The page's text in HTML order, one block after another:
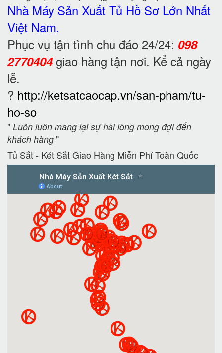
Nhà Máy Sản Xuất Tủ Hồ Sơ Lớn Nhất
Việt Nam.
Phục vụ tận tình chu đáo 24/24: 098
2770404giao hàng tận nơi. Kể cả ngày
lễ.
? http://ketsatcaocap.vn/san-pham/tu-
ho-so
" Luôn luôn mang lại sự hài lòng mong đợi đến
khách hàng "
Tủ Sắt - Két Sắt Giao Hàng Miễn Phí Toàn Quốc